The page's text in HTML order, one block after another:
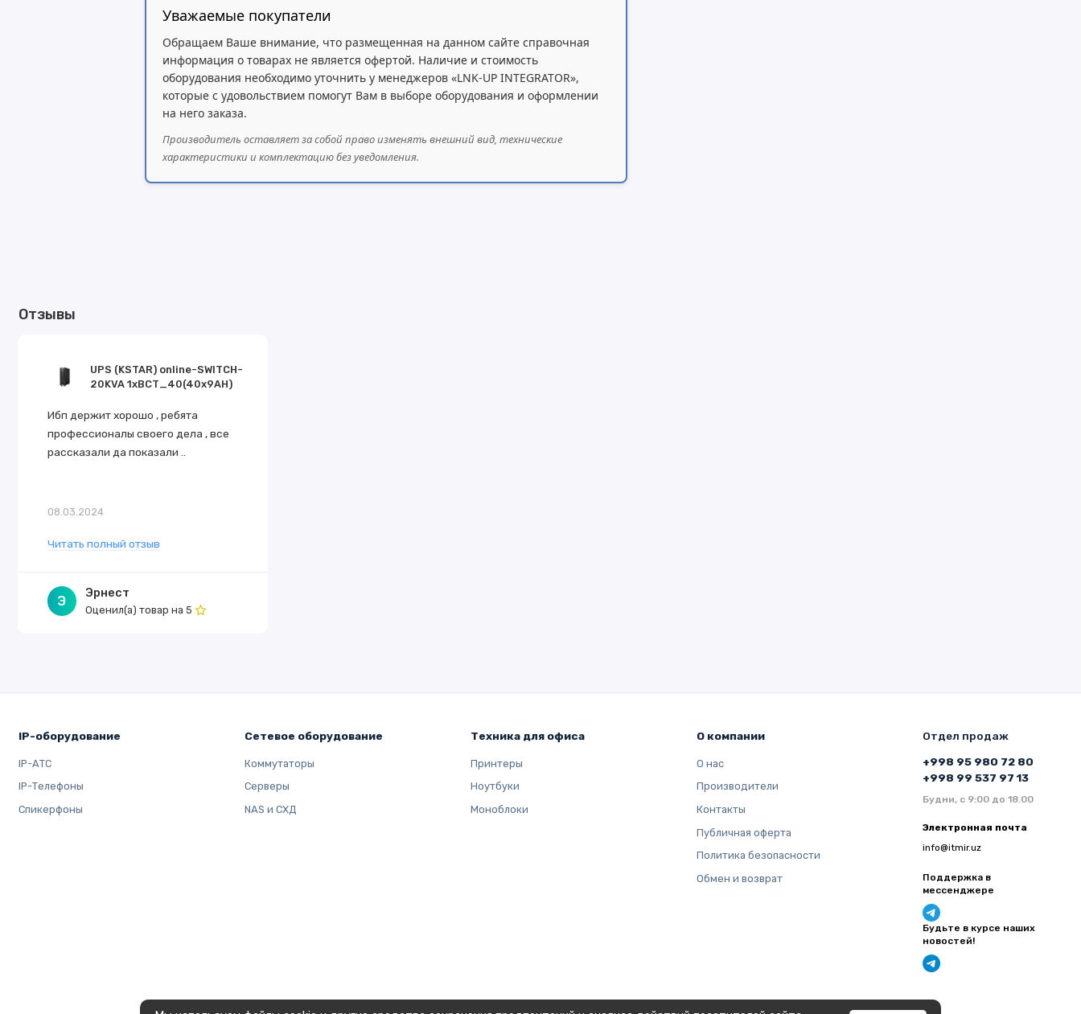
Уважаемые покупатели
Обращаем Ваше внимание, что размещенная на данном сайте справочная
информация о товарах не является офертой. Наличие и стоимость
оборудования необходимо уточнить у менеджеров «LNK-UP INTEGRATOR»,
которые с удовольствием помогут Вам в выборе оборудования и оформлении
на него заказа.
Производитель оставляет за собой право изменять внешний вид, технические
характеристики и комплектацию без уведомления.
Отзывы
UPS (KSTAR) online-SWITCH-
20KVA 1xBCT_40(40x9AH)
Ибп держит хорошо , ребята
профессионалы своего дела , все
рассказали да показали ..
08.03.2024
Читать полный отзыв
Э
Эрнест
Оценил(а) товар на5
IP-оборудование
IP-АТС
IP-Телефоны
Спикерфоны
Сетевое оборудование
Коммутаторы
Серверы
NAS и СХД
Техника для офиса
Принтеры
Ноутбуки
Моноблоки
О компании
О нас
Производители
Контакты
Публичная оферта
Политика безопасности
Обмен и возврат
Отдел продаж
+998 95 980 72 80
+998 99 537 97 13
Будни, с 9:00 до 18.00
Электронная почта
info@itmir.uz
Поддержка в
мессенджере
Будьте в курсе наших
новостей!